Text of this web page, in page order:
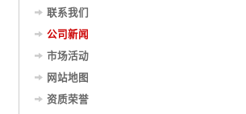
联系我们
公司新闻
市场活动
网站地图
资质荣誉